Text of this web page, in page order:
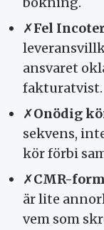
✗Fel
ansvaret
faktura­tvist.
✗Onödig
sekvens,
kör förbi
✗CMR-
är lite
vem som